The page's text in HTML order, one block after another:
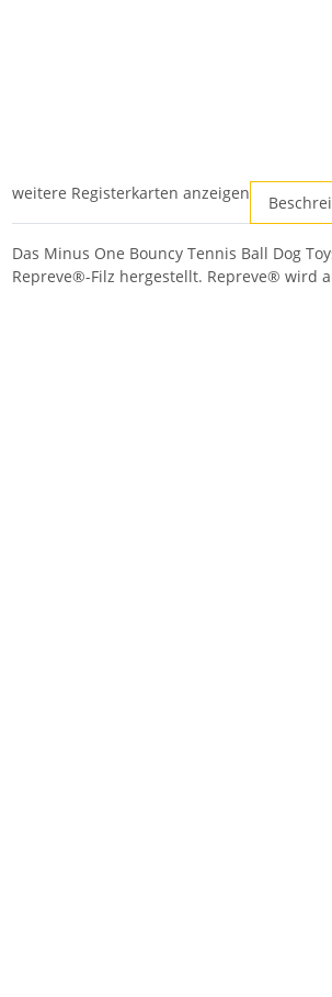
weitere Registerkarten anzeigen
Das Minus One Bouncy Tennis Ball Dog
Repreve®-Filz hergestellt. Repreve® wird